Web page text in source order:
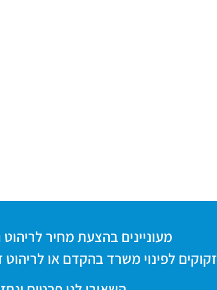
מעוניינים בהצעת מחיר לריהוט וציוד
זקוקים לפינוי משרד בהקדם או